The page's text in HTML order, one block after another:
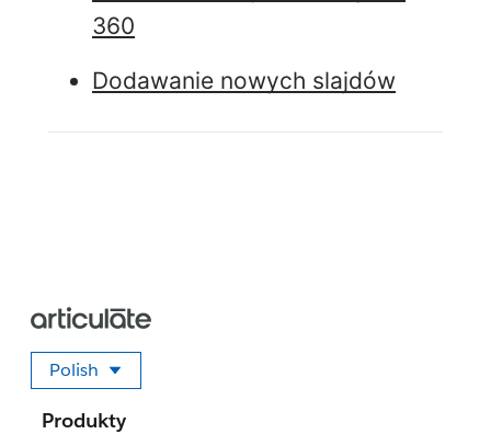
360
Dodawanie nowych slajdów
Polish
Wybierz swój język
Produkty